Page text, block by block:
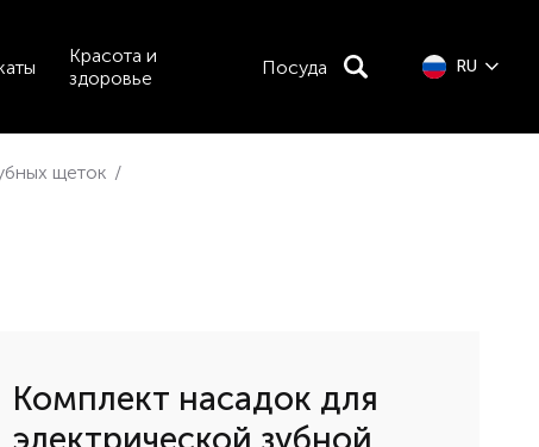
Красота и
здоровье
Посуда RU
щеток /
Комплект насадок для